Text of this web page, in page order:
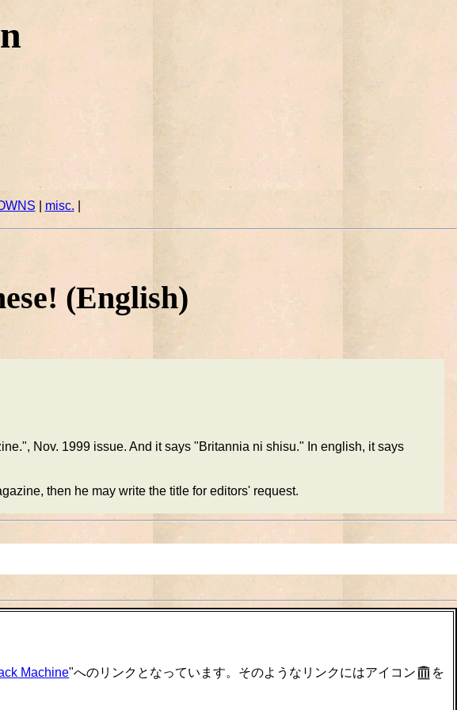
misc.
(English)
Nov. 1999 issue. And it says "Britannia ni shisu." In english, it says
then he may write the title for editors' request.
Machine"へのリンクとなっています。そのようなリンクにはアイコン
を